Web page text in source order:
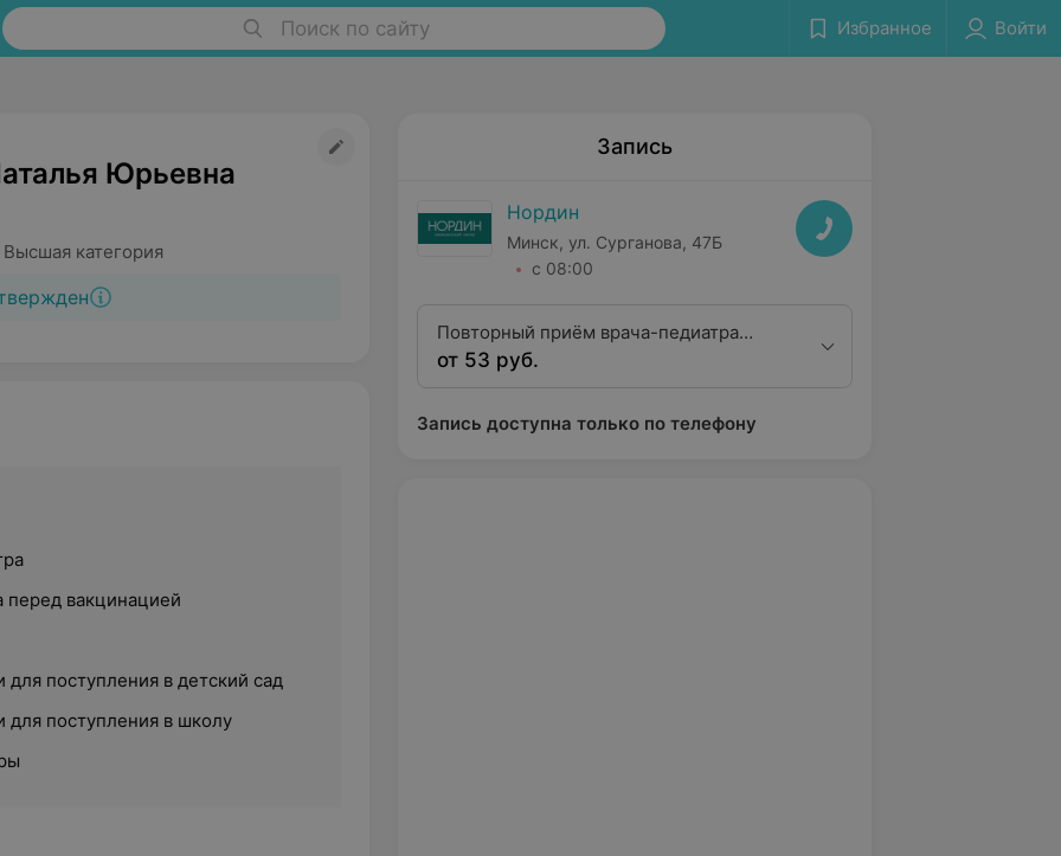
Поиск по сайту Избранное Войти
Юрьевна
категория
перед вакцинацией
поступления в детский сад
поступления в школу
Запись
Нордин
Минск, ул. Сурганова, 47Б
с 08:00
Повторный приём врача-педиатра
высшей категории (дети до 1 года)
от 53 руб.
Запись доступна только по телефону